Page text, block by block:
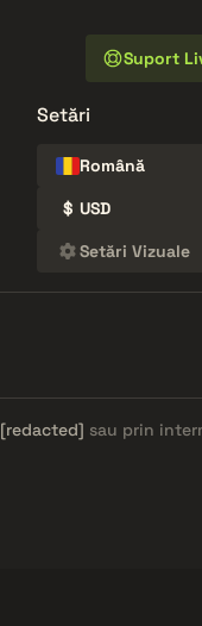
Suport
Setări
Română
$ USD
Setări Vizuale
[redacted] sau prin